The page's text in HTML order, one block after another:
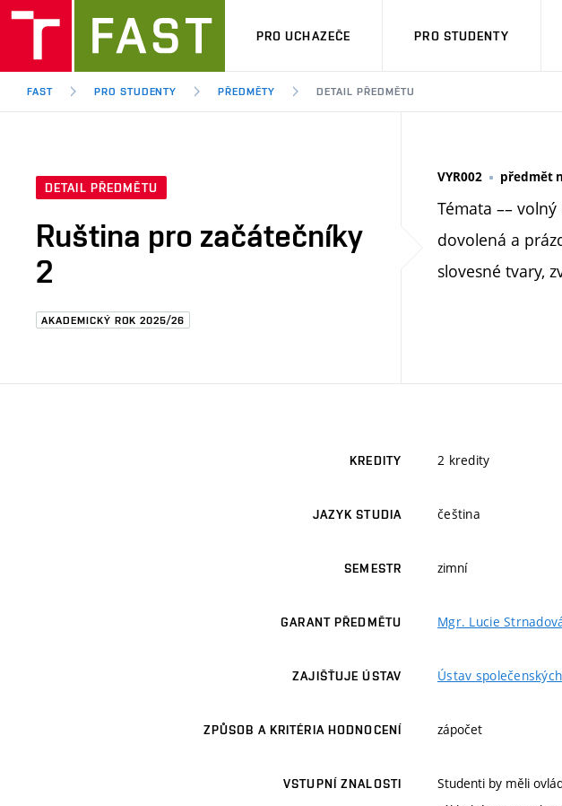
PRO UCHAZEČE PRO STUDENTY
FAST PRO STUDENTY PŘEDMĚTY DETAIL PŘEDMĚTU
DETAIL PŘEDMĚTU
Ruština pro začátečníky
2
AKADEMICKÝ ROK 2025/26
VYR002 předmět
Témata ––
dovolená a
slovesné tvary,
KREDITY 2 kredity
JAZYK STUDIA čeština
SEMESTR zimní
GARANT PŘEDMĚTU Mgr. Lucie
ZAJIŠŤUJE ÚSTAV Ústav
ZPŮSOB A KRITÉRIA HODNOCENÍ zápočet
VSTUPNÍ ZNALOSTI
Studenti by měli